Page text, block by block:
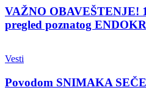
VAŽNO OBAVEŠTENJE!
pregled poznatog
Vesti
Povodom SNIMAKA